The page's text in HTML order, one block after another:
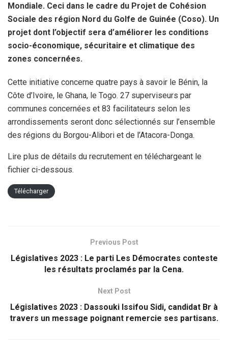
Mondiale. Ceci dans le cadre du Projet de Cohésion
Sociale des région Nord du Golfe de Guinée (Coso). Un
projet dont l’objectif sera d’améliorer les conditions
socio-économique, sécuritaire et climatique des
zones concernées.
Cette initiative concerne quatre pays à savoir le Bénin, la
Côte d’Ivoire, le Ghana, le Togo. 27 superviseurs par
communes concernées et 83 facilitateurs selon les
arrondissements seront donc sélectionnés sur l’ensemble
des régions du Borgou-Alibori et de l’Atacora-Donga.
Lire plus de détails du recrutement en téléchargeant le
fichier ci-dessous.
Télécharger
Previous Post
Législatives 2023 : Le parti Les Démocrates conteste
les résultats proclamés par la Cena.
Next Post
Législatives 2023 : Dassouki Issifou Sidi, candidat Br à
travers un message poignant remercie ses partisans.